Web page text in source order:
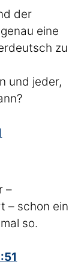
der
eine
zu
und jeder,
–
– schon ein
so.